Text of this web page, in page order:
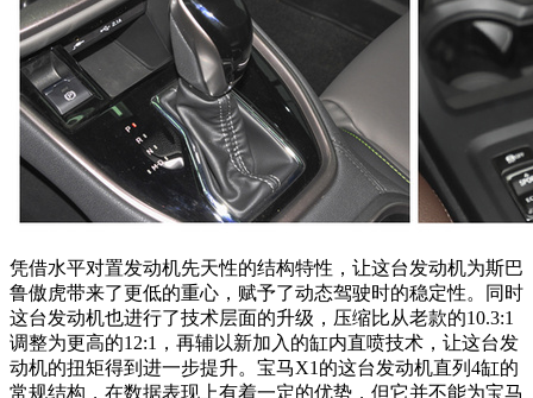
凭借水平对置发动机先天性的结构特性，让这台发动机为斯巴
鲁傲虎带来了更低的重心，赋予了动态驾驶时的稳定性。同时
这台发动机也进行了技术层面的升级，压缩比从老款的10.3:1
调整为更高的12:1，再辅以新加入的缸内直喷技术，让这台发
动机的扭矩得到进一步提升。宝马X1的这台发动机直列4缸的
常规结构，在数据表现上有着一定的优势，但它并不能为宝马